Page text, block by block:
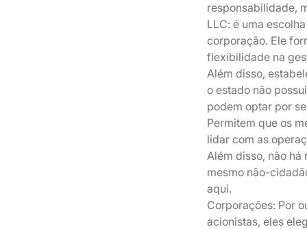
responsabilidade,
LLC: é uma
corporação. Ele
flexibilidade na
Além disso,
o estado não
podem optar por
Permitem que os
lidar com as
Além disso, não
mesmo não-
aqui.
Corporações: Por
acionistas, eles